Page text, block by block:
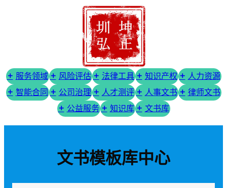
服务领域 风险评估 法律工具 知识产权
人力资源
智能合同
公司治理 人才测评 人事文书
律师文书
公益服务
知识库 文书库
文书模板库中心